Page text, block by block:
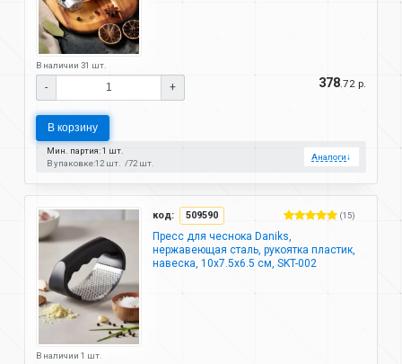
В наличии 31 шт.
- + 378.72 р.
В корзину
Мин. партия: 1 шт.
В упаковке:12 шт. 72 шт.
Аналоги↓
код: 509590 (15)
Пресс для чеснока Daniks,
нержавеющая сталь, рукоятка пластик,
навеска, 10х7.5х6.5 см, SKT-002
В наличии 1 шт.